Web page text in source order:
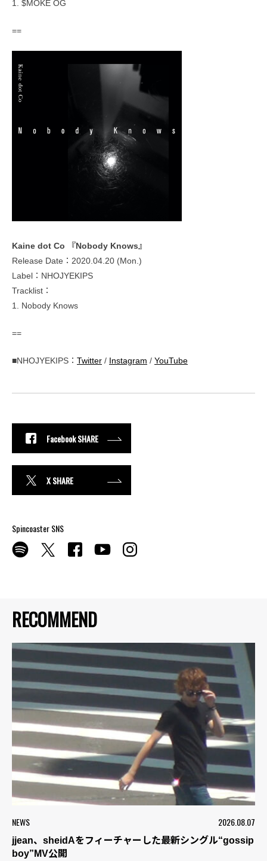
RECOMMEND
NEWS 2026.08.07
jjean、sheidAをフィーチャーした最新シングル“gossip
boy”MV公開
1. $MOKE OG
==
Kaine dot Co 『Nobody Knows』
Release Date：2020.04.20 (Mon.)
Label：NHOJYEKIPS
Tracklist：
1. Nobody Knows
==
■NHOJYEKIPS： Twitter / Instagram / YouTube
Facebook SHARE
X SHARE
Spincoaster SNS